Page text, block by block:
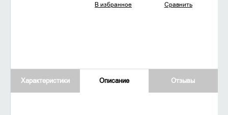
В избранное Сравнить
Характеристики Описание Отзывы